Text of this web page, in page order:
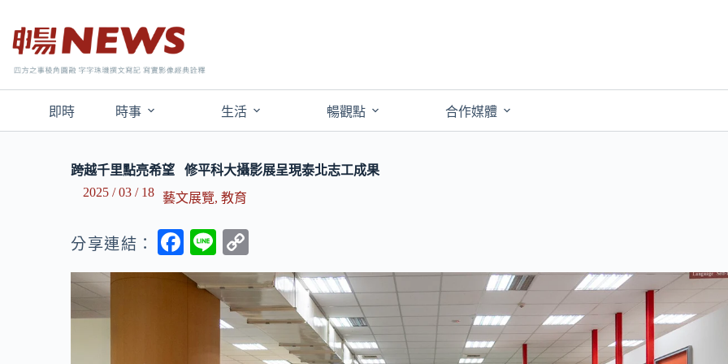
即時 時事 生活 暢觀點 合作媒體
跨越千里點亮希望 修平科大攝影展呈現泰北志工成果
2025 / 03 / 18
藝文展覽,教育
分享連結：
F
ac
e
Li
n
e
o
p
y
Li